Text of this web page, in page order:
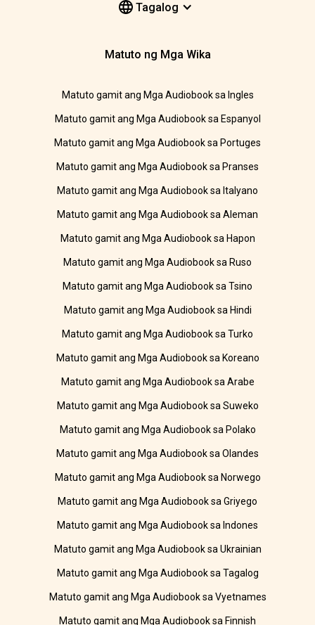
Tagalog
Matuto ng Mga Wika
Matuto gamit ang Mga Audiobook sa Ingles
Matuto gamit ang Mga Audiobook sa Espanyol
Matuto gamit ang Mga Audiobook sa Portuges
Matuto gamit ang Mga Audiobook sa Pranses
Matuto gamit ang Mga Audiobook sa Italyano
Matuto gamit ang Mga Audiobook sa Aleman
Matuto gamit ang Mga Audiobook sa Hapon
Matuto gamit ang Mga Audiobook sa Ruso
Matuto gamit ang Mga Audiobook sa Tsino
Matuto gamit ang Mga Audiobook sa Hindi
Matuto gamit ang Mga Audiobook sa Turko
Matuto gamit ang Mga Audiobook sa Koreano
Matuto gamit ang Mga Audiobook sa Arabe
Matuto gamit ang Mga Audiobook sa Suweko
Matuto gamit ang Mga Audiobook sa Polako
Matuto gamit ang Mga Audiobook sa Olandes
Matuto gamit ang Mga Audiobook sa Norwego
Matuto gamit ang Mga Audiobook sa Griyego
Matuto gamit ang Mga Audiobook sa Indones
Matuto gamit ang Mga Audiobook sa Ukrainian
Matuto gamit ang Mga Audiobook sa Tagalog
Matuto gamit ang Mga Audiobook sa Vyetnames
Matuto gamit ang Mga Audiobook sa Finnish